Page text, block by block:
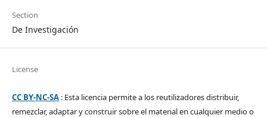
Section
De Investigación
License
CC BY-NC-SA: Esta licencia permite a los reutilizadores distribuir,
remezclar, adaptar y construir sobre el material en cualquier medio o